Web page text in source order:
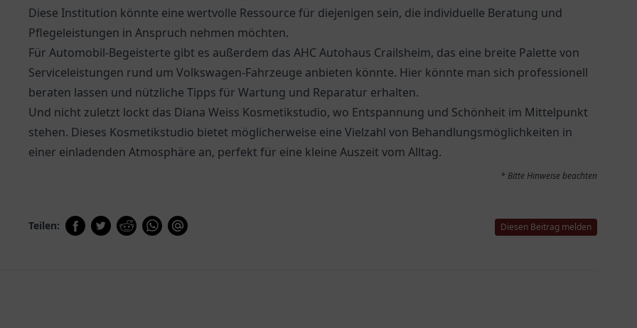
Diese Institution könnte eine wertvolle Ressource für diejenigen sein, die individuelle Beratung und
Pflegeleistungen in Anspruch nehmen möchten.
Für Automobil-Begeisterte gibt es außerdem das AHC Autohaus Crailsheim, das eine breite Palette von
Serviceleistungen rund um Volkswagen-Fahrzeuge anbieten könnte. Hier könnte man sich professionell
beraten lassen und nützliche Tipps für Wartung und Reparatur erhalten.
Und nicht zuletzt lockt das Diana Weiss Kosmetikstudio, wo Entspannung und Schönheit im Mittelpunkt
stehen. Dieses Kosmetikstudio bietet möglicherweise eine Vielzahl von Behandlungsmöglichkeiten in
einer einladenden Atmosphäre an, perfekt für eine kleine Auszeit vom Alltag.
* Bitte Hinweise beachten
Teilen: Diesen Beitrag melden